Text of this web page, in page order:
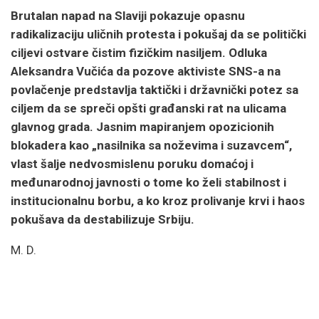
Brutalan napad na Slaviji pokazuje opasnu
radikalizaciju uličnih protesta i pokušaj da se politički
ciljevi ostvare čistim fizičkim nasiljem. Odluka
Aleksandra Vučića da pozove aktiviste SNS-a na
povlačenje predstavlja taktički i državnički potez sa
ciljem da se spreči opšti građanski rat na ulicama
glavnog grada. Jasnim mapiranjem opozicionih
blokadera kao „nasilnika sa noževima i suzavcem“,
vlast šalje nedvosmislenu poruku domaćoj i
međunarodnoj javnosti o tome ko želi stabilnost i
institucionalnu borbu, a ko kroz prolivanje krvi i haos
pokušava da destabilizuje Srbiju.
M. D.